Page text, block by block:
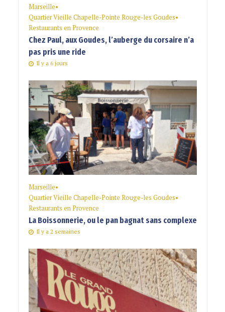
Marseille•
Quartier Vieille Chapelle-Pointe Rouge-les Goudes•
Restaurants en Provence
Chez Paul, aux Goudes, l’auberge du corsaire n’a
pas pris une ride
Il y a 6 jours
Marseille•
Quartier Vieille Chapelle-Pointe Rouge-les Goudes•
Restaurants en Provence
La Boissonnerie, ou le pan bagnat sans complexe
Il y a 2 semaines